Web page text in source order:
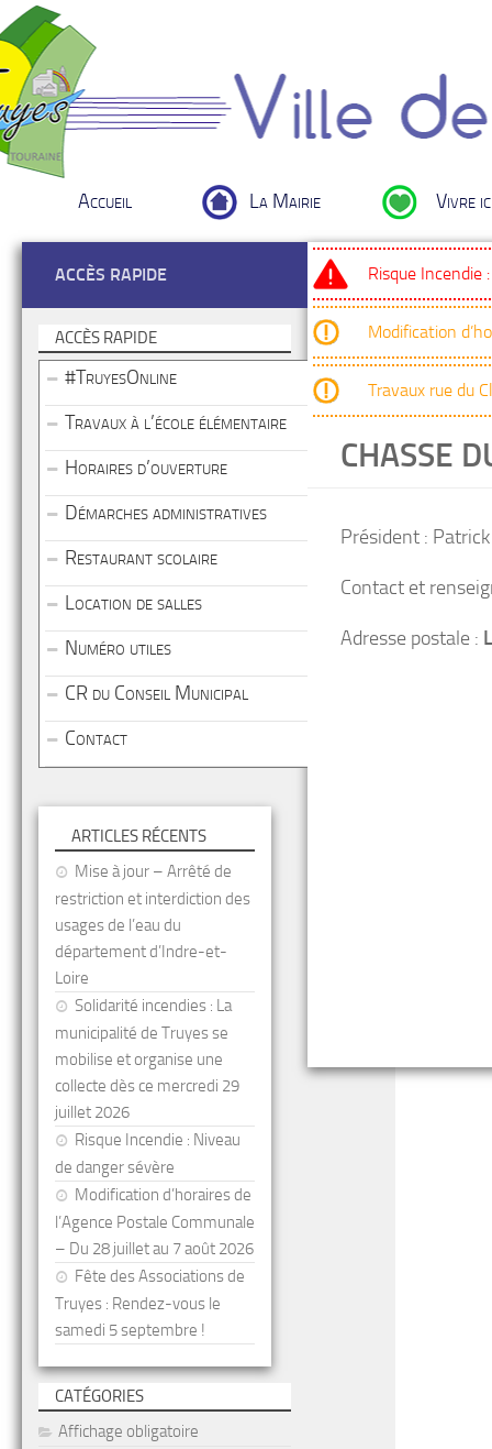
Accueil La Mairie Vivre
Risque Incendie
Modification
Travaux rue du
CHASSE
Président :
Contact et
Adresse postale :
ACCÈS RAPIDE
ACCÈS RAPIDE
#TruyesOnline
Travaux à l’école élémentaire
Horaires d’ouverture
Démarches administratives
Restaurant scolaire
Location de salles
Numéro utiles
CR du Conseil Municipal
Contact
ARTICLES RÉCENTS
Mise à jour – Arrêté de
restriction et interdiction des
usages de l’eau du
département d’Indre-et-
Loire
Solidarité incendies : La
municipalité de Truyes se
mobilise et organise une
collecte dès ce mercredi 29
juillet 2026
Risque Incendie : Niveau
de danger sévère
Modification d’horaires de
l’Agence Postale Communale
– Du 28 juillet au 7 août 2026
Fête des Associations de
Truyes : Rendez-vous le
samedi 5 septembre !
CATÉGORIES
Affichage obligatoire